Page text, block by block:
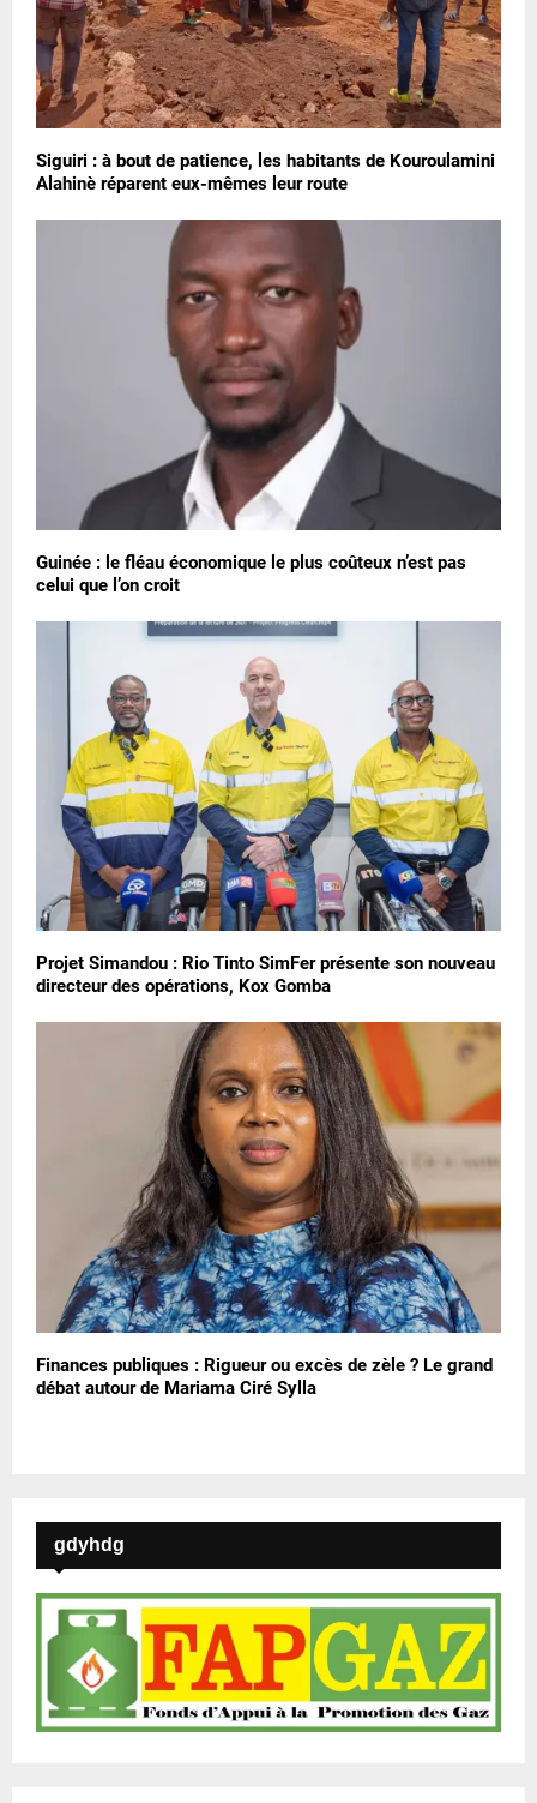
Siguiri : à bout de patience, les habitants de Kouroulamini
Alahinè réparent eux-mêmes leur route
Guinée : le fléau économique le plus coûteux n’est pas
celui que l’on croit
Projet Simandou : Rio Tinto SimFer présente son nouveau
directeur des opérations, Kox Gomba
Finances publiques : Rigueur ou excès de zèle ? Le grand
débat autour de Mariama Ciré Sylla
gdyhdg